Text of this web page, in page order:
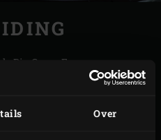
Over
Big Green Egg aan en
rooster, tot 140
de rozemarijn en de